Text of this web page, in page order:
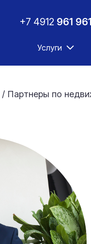
+7 4912 961 961
Услуги
/ Партнеры по